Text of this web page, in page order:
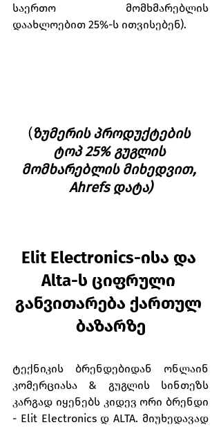
საერთო მომხმარებლის
დაახლოებით 25%-ს ითვისებენ).
(ზუმერის პროდუქტების
ტოპ 25% გუგლის
მომხარებლის მიხედვით,
Ahrefs დატა)
Elit Electronics-ისა და
Alta-ს ციფრული
განვითარება ქართულ
ბაზარზე
ტექნიკის ბრენდებიდან ონლაინ
კომერციასა & გუგლის სინთეზს
კარგად იყენებს კიდევ ორი ბრენდი
- Elit Electronics დ ALTA. მიუხედავად